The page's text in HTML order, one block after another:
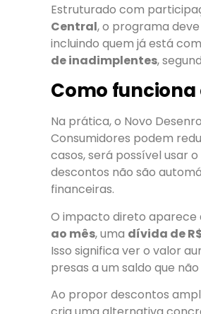
Estruturado com
Central, o programa
incluindo quem já está
de inadimplentes,
Como funciona
Na prática, o Novo
Consumidores podem
casos, será possível usar o
descontos não são
financeiras.
O impacto direto aparece
ao mês, uma dívida de
Isso significa ver o valor
presas a um saldo que
Ao propor descontos